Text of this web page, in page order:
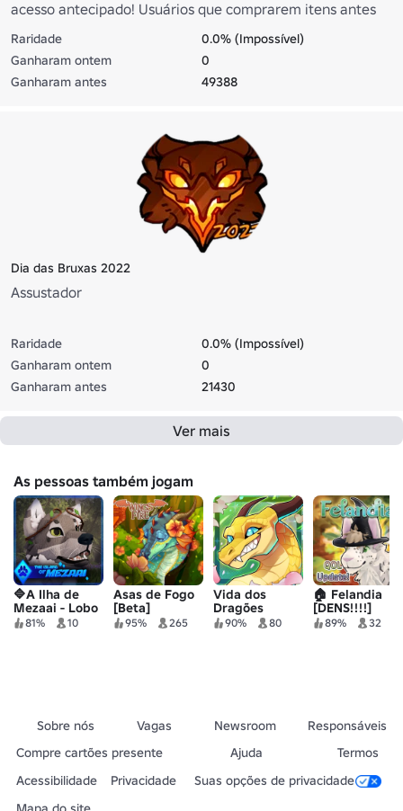
acesso antecipado! Usuários que comprarem itens antes
do lançamento completo receberão uma recompensa
especial no lançamento após a limpeza de dados que
outros jogadores não podem obter!
Raridade
0.0% (Impossível)
Ganharam ontem
0
Ganharam antes
49388
Dia das Bruxas 2022
Assustador
Raridade
0.0% (Impossível)
Ganharam ontem
0
Ganharam antes
21430
Ver mais
As pessoas também jogam
🔷A Ilha de
Mezaai - Lobo
RP81% 10
Asas de Fogo
[Beta]
95% 265
Vida dos
Dragões
90% 80
🏠 Felandia
[DENS!!!!]
89% 32
Sobre nós Vagas Newsroom
Responsáveis
Compre cartões presente
Ajuda
Termos
Acessibilidade
Privacidade
Suas opções de privacidade